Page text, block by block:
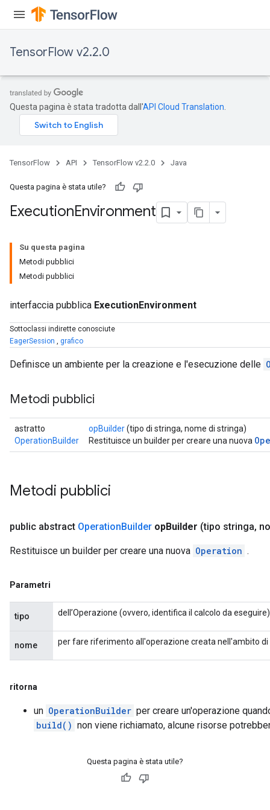
TensorFlow v2.2.0
Questa pagina è stata tradotta dall'API Cloud Translation
TensorFlow API TensorFlow v2.2.0 Java
Questa pagina è stata utile?
ExecutionEnvironment
Su questa pagina
Metodi pubblici
Metodi pubblici
interfaccia pubblica ExecutionEnvironment
Sottoclassi indirette conosciute
EagerSession , grafico
Definisce un ambiente per la creazione e l'esecuzione delle
Metodi pubblici
astratto
OperationBuilder
opBuilder(tipo di stringa, nome di stringa)
Restituisce un builder per creare una nuova
Metodi pubblici
public abstract OperationBuilder opBuilder (tipo stringa,
Restituisce un builder per creare una nuova Operation .
Parametri
tipo dell’Operazione (ovvero, identifica il calcolo da eseguire)
nome per fare riferimento all'operazione creata nell'ambito
ritorna
un OperationBuilder per creare un'operazione
build() non viene richiamato, alcune risorse
Questa pagina è stata utile?